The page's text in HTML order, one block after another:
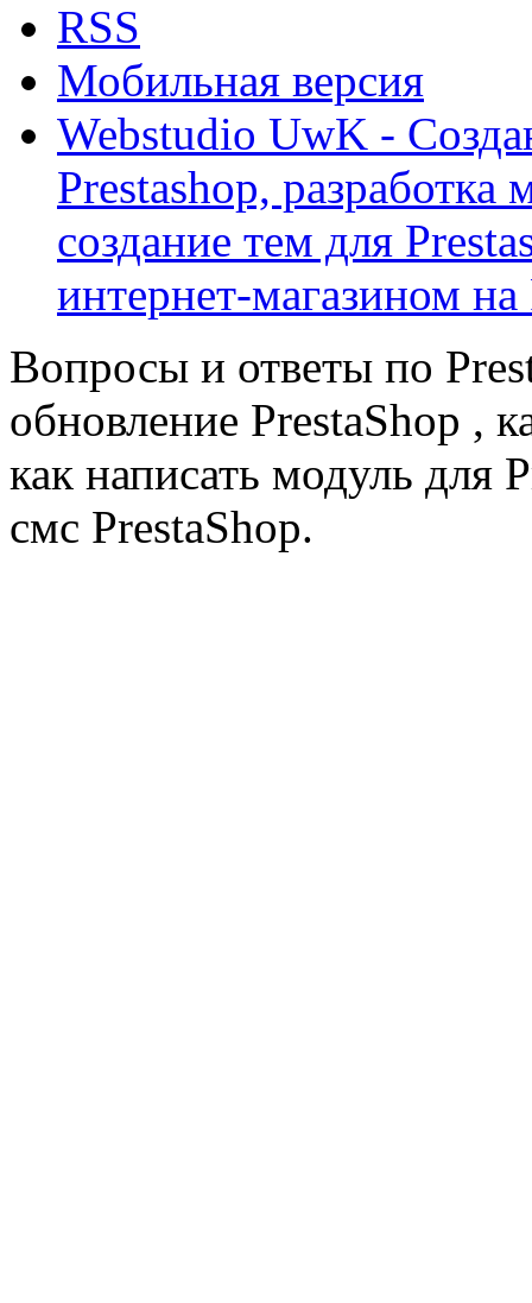
RSS
Мобильная версия
Webstudio UwK -
Prestashop, разработка
создание тем для
интернет-магазином на
Вопросы и ответы по
обновление PrestaShop ,
как написать модуль для
смс PrestaShop.